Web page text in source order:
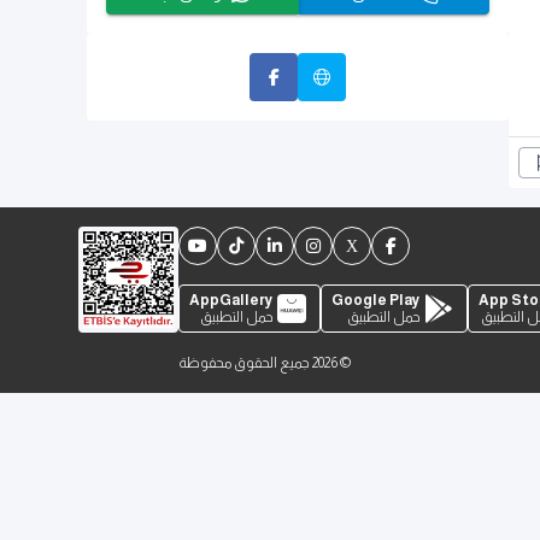
App
التطبيق
Google Play
حمل التطبيق
AppGallery
حمل التطبيق
©
2026 جميع الحقوق محفوظة